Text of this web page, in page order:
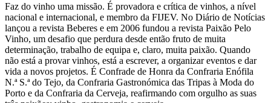
F​az do vinho uma missão. É provadora e crítica de vinhos​, a nível
nacional e internacional, e membro da FIJEV. ​No Diário de Notícias​
lançou a revista Beberes​ e em 2006 fundou a revista Paixão Pelo
Vinho, um desafio que perdura​ desde então fruto de muita
determinação, trabalho de equipa e, claro, muita paixão. Quando
não está a provar vinhos, está a escrever, a organizar eventos e dar
vida a novos projetos​. É Confrade de Honra da Confraria Enófila
N.ª S.ª do Tejo, da Confraria Gastronómica das Tripas à Moda do
Porto e da Confraria da Cerveja, reafirmando com orgulho as suas